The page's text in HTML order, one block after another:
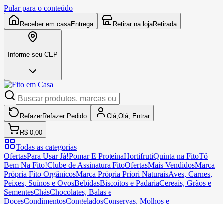
Pular para o conteúdo
Receber em casaEntrega Retirar na lojaRetirada
Informe seu CEP
RefazerRefazer Pedido Olá, Olá, Entrar
R$ 0,00
Todas as categorias
OfertasPara Usar Já!Pomar E ProteínaHortifrutiQuinta na FitoTô
Bem Na Fito!Clube de Assinatura FitoOfertasMais VendidosMarca
Própria Fito OrgânicosMarca Própria Priori NaturaisAves, Carnes,
Peixes, Suínos e OvosBebidasBiscoitos e PadariaCereais, Grãos e
SementesChásChocolates, Balas e
DocesCondimentosCongeladosConservas, Molhos e